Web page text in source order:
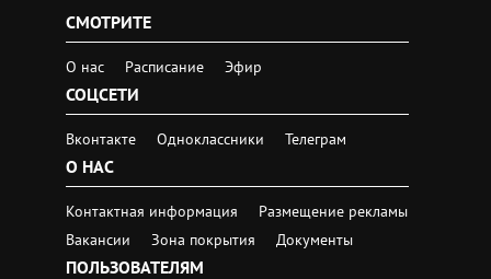
СМОТРИТЕ
О нас Расписание Эфир
СОЦСЕТИ
Вконтакте Одноклассники Телеграм
О НАС
Контактная информация
Размещение рекламы
Вакансии
Зона покрытия Документы
ПОЛЬЗОВАТЕЛЯМ